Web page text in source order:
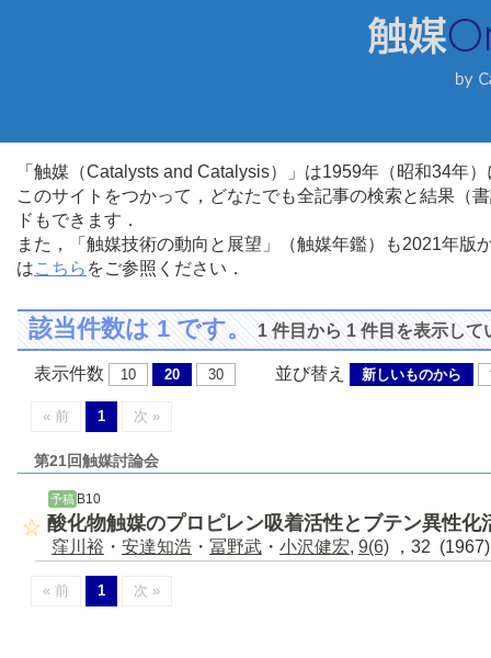
「触媒（Catalysts and Catalysis）」は1959年（昭和34年
このサイトをつかって，どなたでも全記事の検索と結果（
ドもできます．
また，「触媒技術の動向と展望」（触媒年鑑）も2021年
はこちら をご参照ください．
該当件数は 1 です。1 件目から 1 件目を表示して
表示件数 10 20 30 並び替え 新しいものから
« 前 1 次 »
第21回触媒討論会
予稿 B10
酸化物触媒のプロピレン吸着活性とブテン異性化
窪川裕 ・ 安達知浩 ・ 冨野武 ・ 小沢健宏, 9(6) ，32
« 前 1 次 »